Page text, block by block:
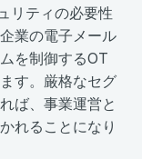
リティの必要性
業の電子メール
を制御するOT
す。厳格なセグ
ば、事業運営と
れることになり